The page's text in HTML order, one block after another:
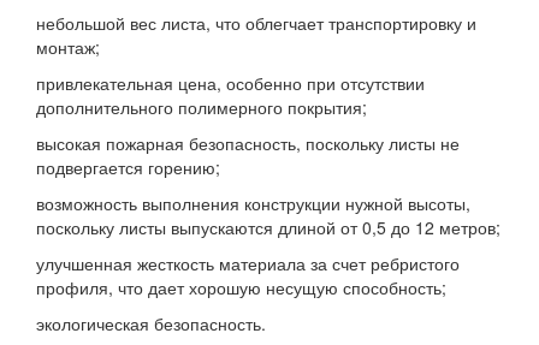
небольшой вес листа, что облегчает транспортировку и
монтаж;
привлекательная цена, особенно при отсутствии
дополнительного полимерного покрытия;
высокая пожарная безопасность, поскольку листы не
подвергается горению;
возможность выполнения конструкции нужной высоты,
поскольку листы выпускаются длиной от 0,5 до 12 метров;
улучшенная жесткость материала за счет ребристого
профиля, что дает хорошую несущую способность;
экологическая безопасность.